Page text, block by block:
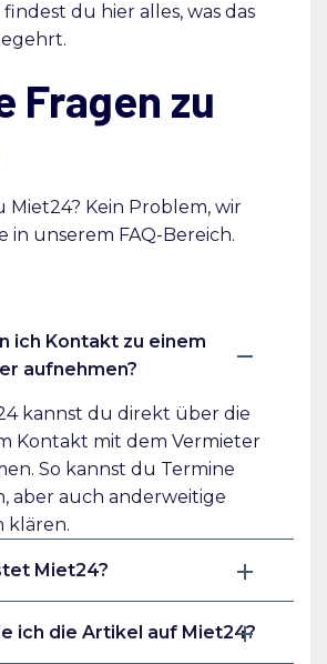
du hier alles, was das
Fragen zu
Miet24? Kein Problem, wir
in unserem FAQ-Bereich.
ich Kontakt zu einem
aufnehmen?
kannst du direkt über die
Kontakt mit dem Vermieter
So kannst du Termine
aber auch anderweitige
klären.
Miet24?
ich die Artikel auf Miet24?